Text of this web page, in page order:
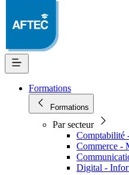
Formations
Formations
Par secteur
Comptabilité
Commerce -
Digital -